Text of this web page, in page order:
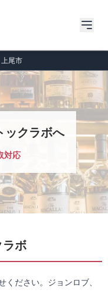
上尾市
ックラボへ
対応
ラボ
ください。ジョンロブ、